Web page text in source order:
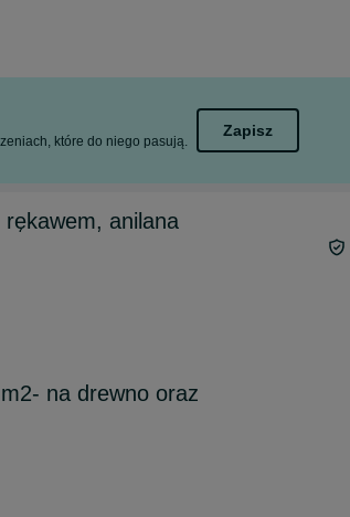
które do niego pasują.
Zapisz
rękawem, anilana
na drewno oraz